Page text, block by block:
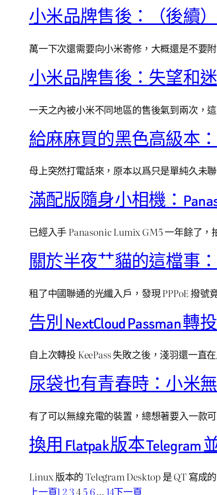
小米品牌售後：（後續
萬一下次還需要向小米寄修，大概還是不要
小米品牌售後：失望和
一天之內被小米不同地區的售後氣到兩次，
給麻麻買的黑色高級本：
母上突然打電話來，原本以爲只是單純久未
滿配版隨身小相機：
已經入手 Panasonic Lumix GM5 一年餘了
關於半夜艹貓的這檔事：
租了中國聯通的光纖入戶，發現 PPPoE 撥
告別 NextCloud Passman 轉
自上次轉投 KeePass 失敗之後，淺羽還一直
尿袋也有青春時：小米
有了可以無線充電的裝置，總想著要入一款
換用 Flatpak 版本 Telegram
Linux 版本的 Telegram Desktop 是 QT 寫
上一頁1 2 345 6… 14下一頁